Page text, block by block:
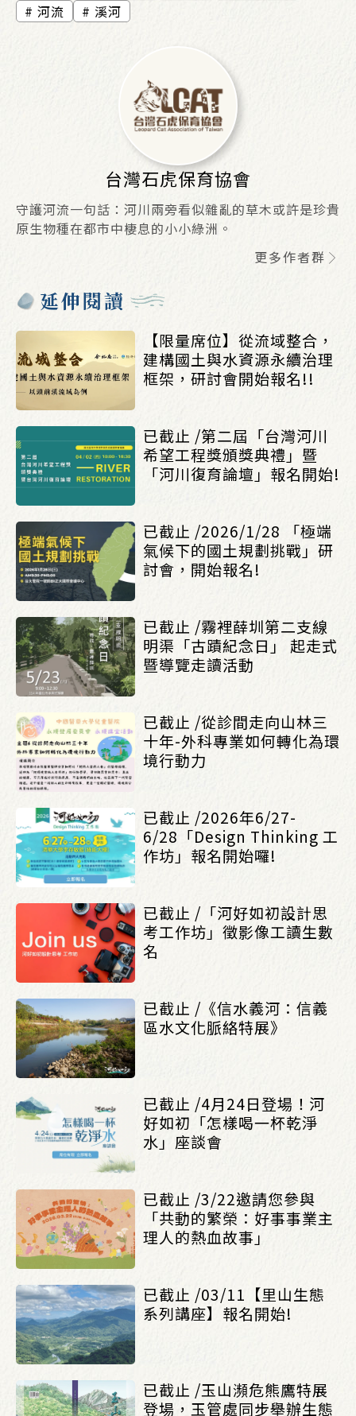
河流
溪河
台灣石虎保育協會
守護河流一句話：河川兩旁看似雜亂的草木或許是珍貴
原生物種在都市中棲息的小小綠洲。
更多作者群
延伸閱讀
【限量席位】從流域整合，
建構國土與水資源永續治理
框架，研討會開始報名!!
已截止 /第二屆「台灣河川
希望工程獎頒獎典禮」暨
「河川復育論壇」報名開始!
已截止 /2026/1/28 「極端
氣候下的國土規劃挑戰」研
討會，開始報名!
已截止 /霧裡薛圳第二支線
明渠「古蹟紀念日」 起走式
暨導覽走讀活動
已截止 /從診間走向山林三
十年-外科專業如何轉化為環
境行動力
已截止 /2026年6/27-
6/28「Design Thinking 工
作坊」報名開始囉!
已截止 /「河好如初設計思
考工作坊」徵影像工讀生數
名
已截止 /《信水義河：信義
區水文化脈絡特展》
已截止 /4月24日登場！河
好如初「怎樣喝一杯乾淨
水」座談會
已截止 /3/22邀請您參與
「共動的繁榮：好事事業主
理人的熱血故事」
已截止 /03/11【里山生態
系列講座】報名開始!
已截止 /玉山瀕危熊鷹特展
登場，玉管處同步舉辦生態